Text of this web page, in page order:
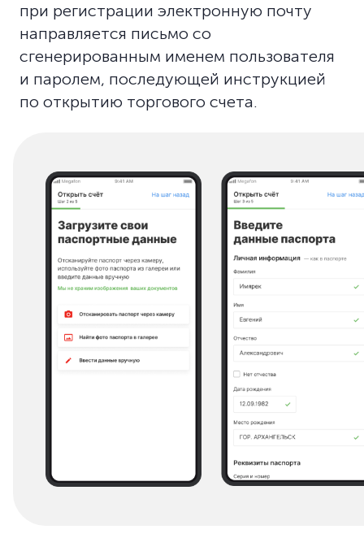
при регистрации электронную почту
направляется письмо со
сгенерированным именем пользователя
и паролем, последующей инструкцией
по открытию торгового счета.